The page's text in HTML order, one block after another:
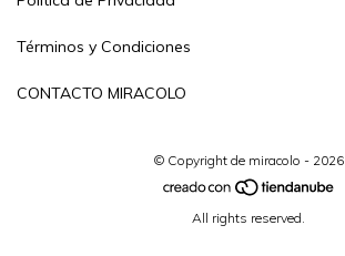
Términos y Condiciones
CONTACTO MIRACOLO
© Copyright de miracolo - 2026
All rights reserved.